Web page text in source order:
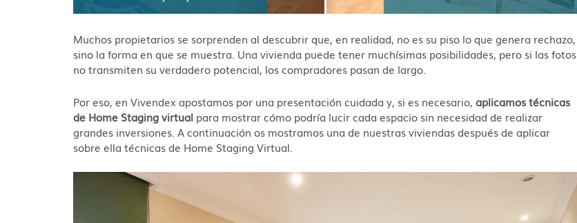
Muchos propietarios se sorprenden al descubrir que, en realidad, no es su piso lo que genera rechazo,
sino la forma en que se muestra. Una vivienda puede tener muchísimas posibilidades, pero si las fotos
no transmiten su verdadero potencial, los compradores pasan de largo.
Por eso, en Vivendex apostamos por una presentación cuidada y, si es necesario,aplicamos técnicas
de Home Staging virtual para mostrar cómo podría lucir cada espacio sin necesidad de realizar
grandes inversiones. A continuación os mostramos una de nuestras viviendas después de aplicar
sobre ella técnicas de Home Staging Virtual.